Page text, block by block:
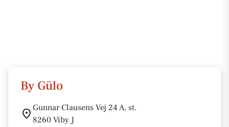
By Gülo
Gunnar Clausens Vej 24 A, st.
8260 Viby J